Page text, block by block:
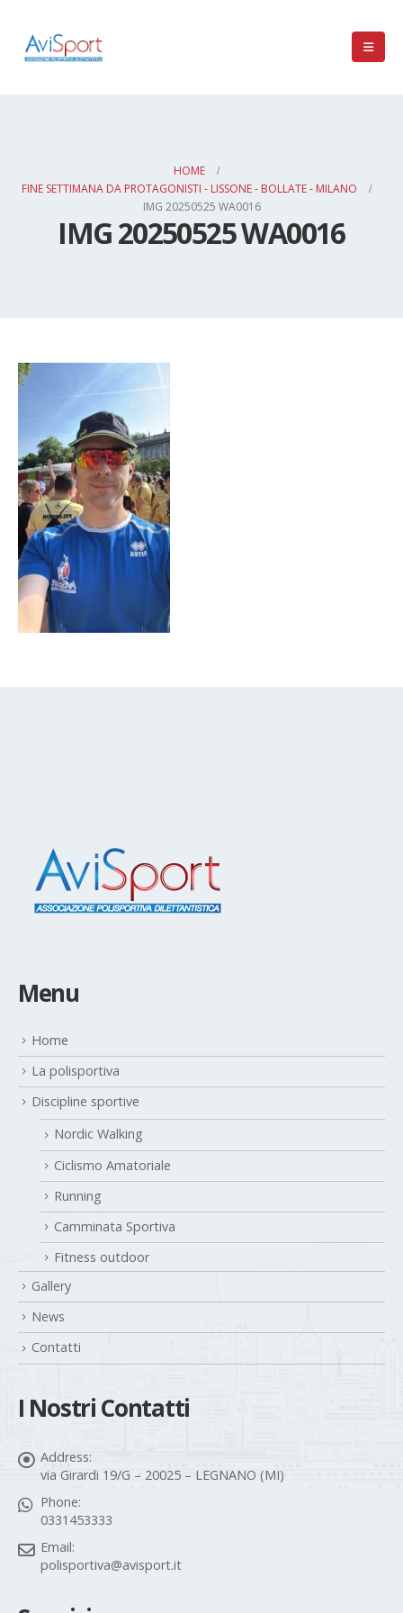
HOME
FINE SETTIMANA DA PROTAGONISTI - LISSONE - BOLLATE - MILANO
IMG 20250525 WA0016
IMG 20250525 WA0016
Menu
Home
La polisportiva
Discipline sportive
Nordic Walking
Ciclismo Amatoriale
Running
Camminata Sportiva
Fitness outdoor
Gallery
News
Contatti
I Nostri Contatti
Address:
via Girardi 19/G – 20025 – LEGNANO (MI)
Phone:
0331453333
Email:
polisportiva@avisport.it